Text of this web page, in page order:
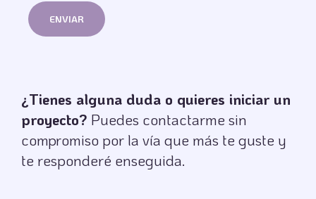
¿Tienes alguna duda o quieres iniciar un
proyecto? Puedes contactarme sin
compromiso por la vía que más te guste y
te responderé enseguida.